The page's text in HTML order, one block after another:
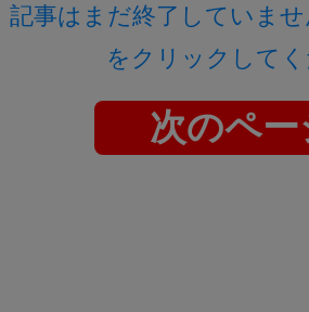
記事はまだ終了していま
をクリックして
次のペー